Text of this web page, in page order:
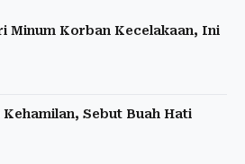
Minum Korban Kecelakaan, Ini
Sebut Buah Hati